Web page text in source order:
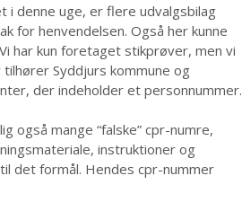
i denne uge, er flere udvalgsbilag
for henvendelsen. Også her kunne
har kun foretaget stikprøver, men vi
Syddjurs kommune og
der indeholder et personnummer.
mange “falske” cpr-numre,
instruktioner og
det formål. Hendes cpr-nummer